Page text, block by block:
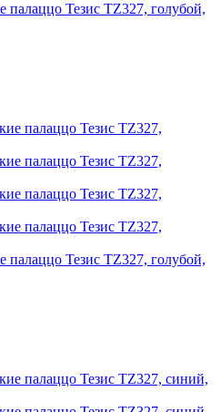
Тезис TZ327, голубой,
Тезис TZ327, голубой,